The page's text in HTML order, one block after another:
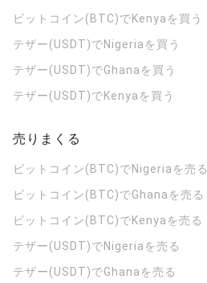
ビットコイン(BTC)でKenyaを買う
テザー(USDT)でNigeriaを買う
テザー(USDT)でGhanaを買う
テザー(USDT)でKenyaを買う
売りまくる
ビットコイン(BTC)でNigeriaを売る
ビットコイン(BTC)でGhanaを売る
ビットコイン(BTC)でKenyaを売る
テザー(USDT)でNigeriaを売る
テザー(USDT)でGhanaを売る